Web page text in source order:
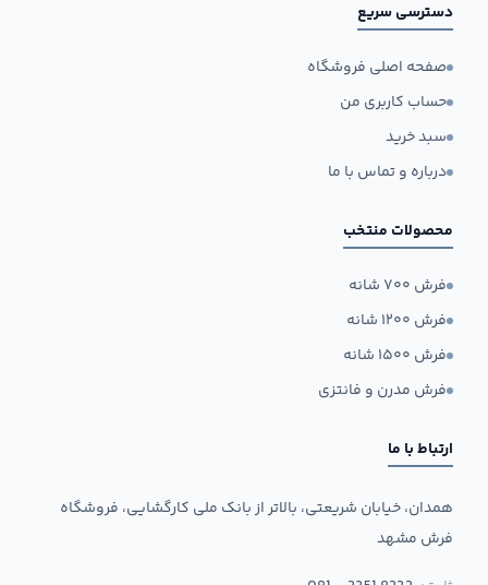
دسترسی سریع
صفحه اصلی فروشگاه
حساب کاربری من
سبد خرید
درباره و تماس با ما
محصولات منتخب
فرش ۷۰۰ شانه
فرش ۱۲۰۰ شانه
فرش ۱۵۰۰ شانه
فرش مدرن و فانتزی
ارتباط با ما
همدان، خیابان شریعتی، بالاتر از بانک ملی کارگشایی، فروشگاه
فرش مشهد